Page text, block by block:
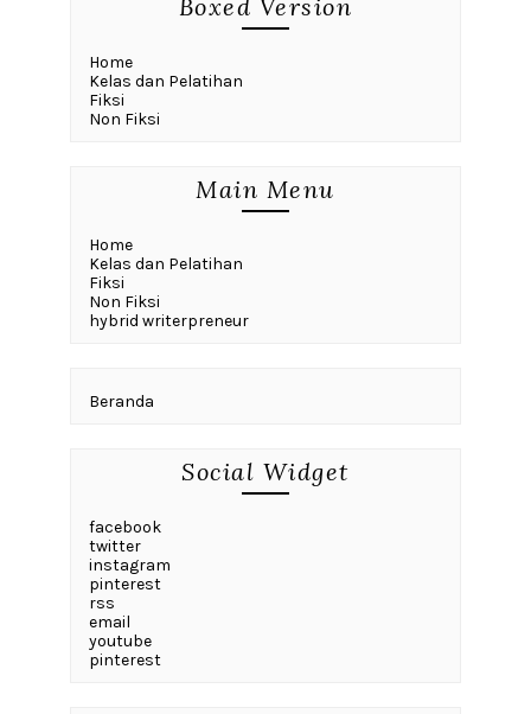
Boxed Version
Home
Kelas dan Pelatihan
Fiksi
Non Fiksi
Main Menu
Home
Kelas dan Pelatihan
Fiksi
Non Fiksi
hybrid writerpreneur
Beranda
Social Widget
facebook
twitter
instagram
pinterest
rss
email
youtube
pinterest